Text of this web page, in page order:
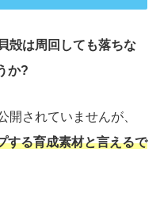
殻は周回しても落ちな
か?
開されていませんが、
する育成素材と言えるで